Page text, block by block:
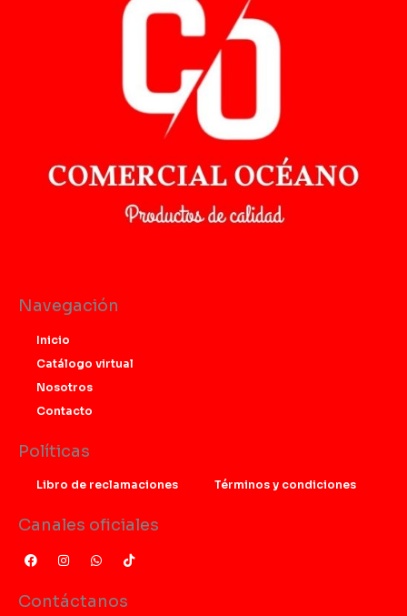
Navegación
Inicio
Catálogo virtual
Nosotros
Contacto
Políticas
Libro de reclamaciones Términos y condiciones
Canales oficiales
F
a
b
I
n
t
a
W
h
s
T
i
Contáctanos